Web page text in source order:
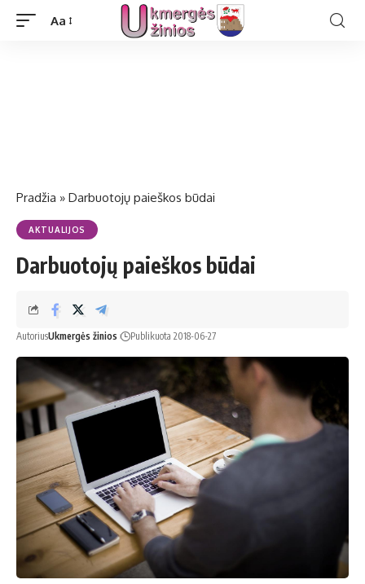
Aa
Pradžia » Darbuotojų paieškos būdai
AKTUALIJOS
Darbuotojų paieškos būdai
AutoriusUkmergės žinios Publikuota 2018-06-27